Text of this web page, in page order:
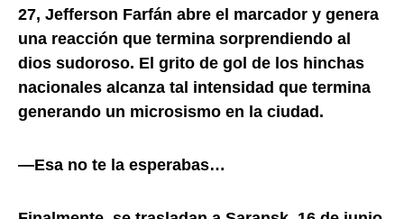
27, Jefferson Farfán abre el marcador y genera
una reacción que termina sorprendiendo al
dios sudoroso. El grito de gol de los hinchas
nacionales alcanza tal intensidad que termina
generando un microsismo en la ciudad.
—Esa no te la esperabas…